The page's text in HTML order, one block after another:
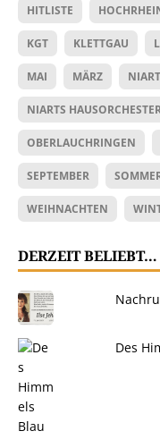
HITLISTE
KGT KLETTGAU
MAI MÄRZ
NIARTS
OBERLAUCHRINGEN
SEPTEMBER
WEIHNACHTEN
DERZEIT BELIEBT…
Des